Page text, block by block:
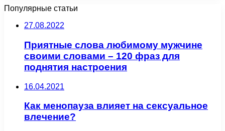
Популярные статьи
27.08.2022
Приятные слова любимому мужчине
своими словами – 120 фраз для
поднятия настроения
16.04.2021
Как менопауза влияет на сексуальное
влечение?